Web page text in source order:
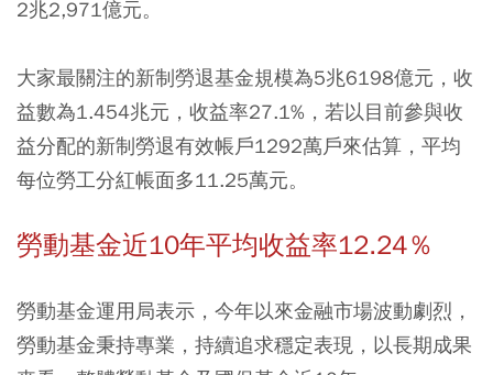
2兆2,971億元。
大家最關注的新制勞退基金規模為5兆6198億元，收
益數為1.454兆元，收益率27.1%，若以目前參與收
益分配的新制勞退有效帳戶1292萬戶來估算，平均
每位勞工分紅帳面多11.25萬元。
勞動基金近10年平均收益率12.24％
勞動基金運用局表示，今年以來金融市場波動劇烈，
勞動基金秉持專業，持續追求穩定表現，以長期成果